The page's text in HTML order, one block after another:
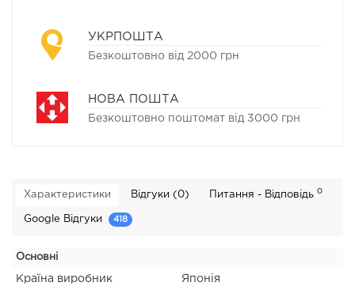
УКРПОШТА
Безкоштовно від 2000 грн
НОВА ПОШТА
Безкоштовно поштомат від 3000 грн
Характеристики Відгуки (0) Питання - Відповідь 0
Google Відгуки 418
Основні
Країна виробник Японія